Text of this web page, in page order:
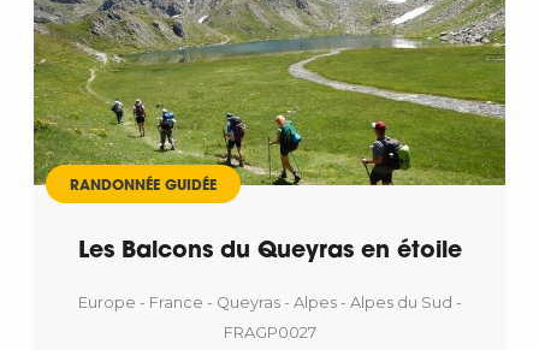
RANDONNÉE GUIDÉE
Les Balcons du Queyras en étoile
Europe - France - Queyras - Alpes - Alpes du Sud -
FRAGP0027